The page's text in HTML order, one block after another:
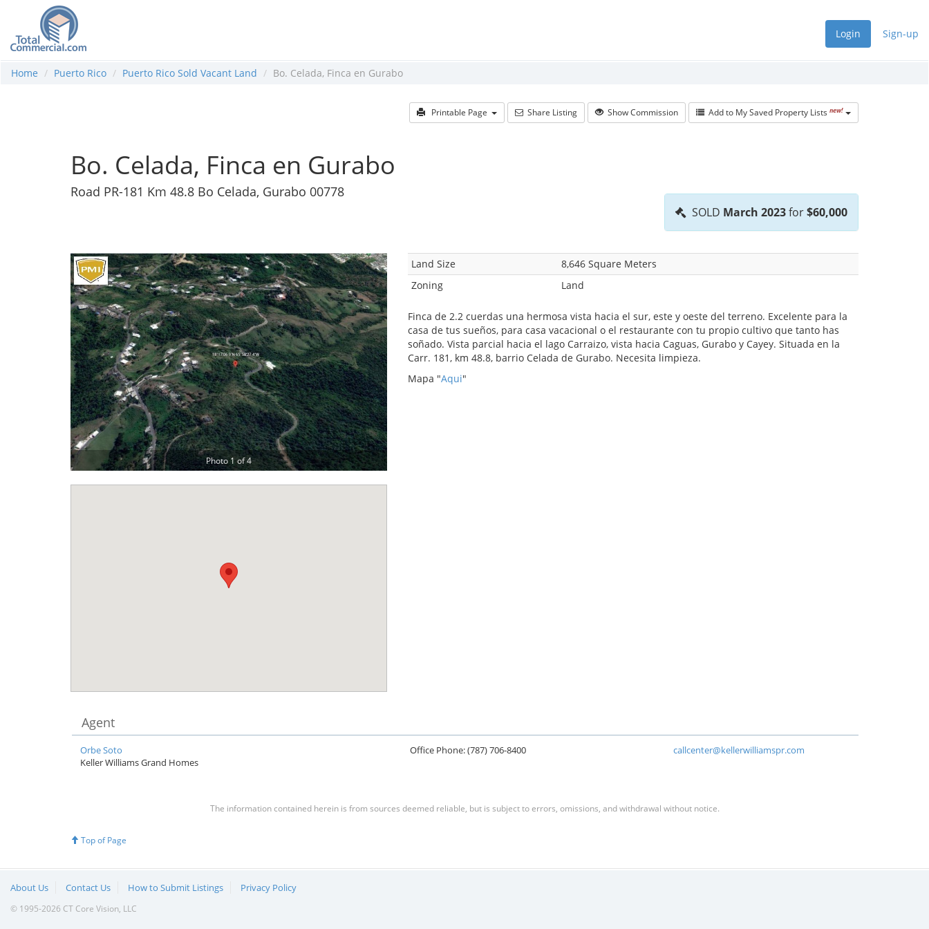
Login Sign-up
Home Puerto Rico Puerto Rico Sold Vacant Land Bo. Celada, Finca en Gurabo
Printable Page Share Listing Show Commission Add to My Saved Property Lists new!
Bo. Celada, Finca en Gurabo
SOLD March 2023for$60,000
Road PR-181 Km 48.8 Bo Celada, Gurabo 00778
Photo 1 of 4
Land Size
8,646 Square Meters
Zoning
Land
Finca de 2.2 cuerdas una hermosa vista hacia el sur, este y oeste del terreno. Excelente para la
casa de tus sueños, para casa vacacional o el restaurante con tu propio cultivo que tanto has
soñado. Vista parcial hacia el lago Carraizo, vista hacia Caguas, Gurabo y Cayey. Situada en la
Carr. 181, km 48.8, barrio Celada de Gurabo. Necesita limpieza.
Mapa "Aqui"
Agent
Orbe Soto
Keller Williams Grand Homes
Office Phone: (787) 706-8400 callcenter@kellerwilliamspr.com
The information contained herein is from sources deemed reliable, but is subject to errors, omissions, and withdrawal without notice.
Top of Page
About Us Contact Us How to Submit Listings Privacy Policy
© 1995-2026 CT Core Vision, LLC